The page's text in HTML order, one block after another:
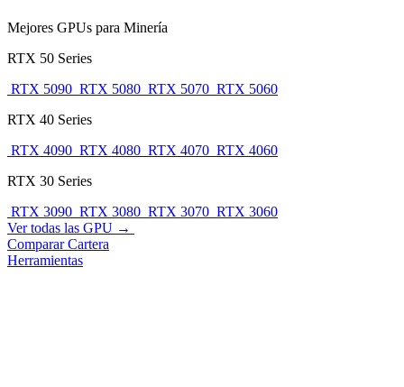
Mejores GPUs para Minería
RTX 50 Series
RTX 5090 RTX 5080 RTX 5070 RTX 5060
RTX 40 Series
RTX 4090 RTX 4080 RTX 4070 RTX 4060
RTX 30 Series
RTX 3090 RTX 3080 RTX 3070 RTX 3060
Ver todas las GPU →
CompararCartera
Herramientas